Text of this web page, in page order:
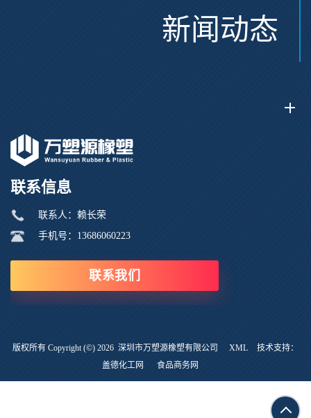
新闻动态
联系信息
联系人：赖长荣
手机号：13686060223
联系我们
版权所有 Copyright (©) 2026 深圳市万塑源橡塑有限公司 XML
技术支持：
盖德化工网
食品商务网